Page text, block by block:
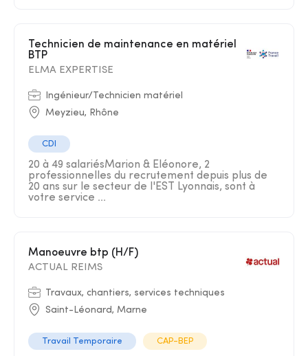
BTP
ELMA EXPERTISE
Ingénieur/Technicien matériel
Meyzieu, Rhône
CDI
20 à 49 salariésMarion & Eléonore, 2
professionnelles du recrutement depuis plus de
20 ans sur le secteur de l'EST Lyonnais, sont à
votre service ...
Manoeuvre btp (H/F)
ACTUAL REIMS
Travaux, chantiers, services techniques
Saint-Léonard, Marne
Travail Temporaire CAP-BEP